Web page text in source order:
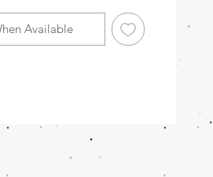
Available